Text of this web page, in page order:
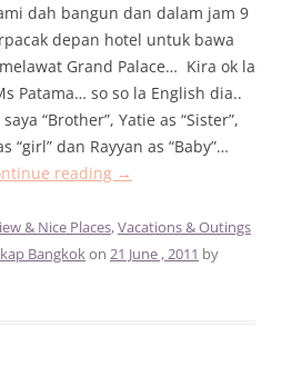
dah bangun dan dalam jam 9
depan hotel untuk bawa
Grand Palace… Kira ok la
Patama… so so la English dia..
“Brother”, Yatie as “Sister”,
“girl” dan Rayyan as “Baby”…
reading →
& Nice Places,Vacations & Outings
Bangkokon 21 June , 2011 by